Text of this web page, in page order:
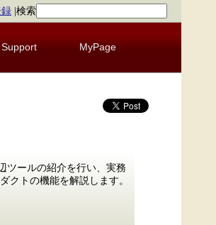
検索
Support MyPage
ツールの紹介を行い、実務
クトの機能を解説します。